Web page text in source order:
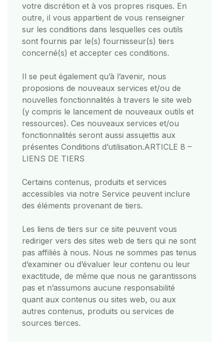
votre discrétion et à vos propres risques. En
outre, il vous appartient de vous renseigner
sur les conditions dans lesquelles ces outils
sont fournis par le(s) fournisseur(s) tiers
concerné(s) et accepter ces conditions.
Il se peut également qu’à l’avenir, nous
proposions de nouveaux services et/ou de
nouvelles fonctionnalités à travers le site web
(y compris le lancement de nouveaux outils et
ressources). Ces nouveaux services et/ou
fonctionnalités seront aussi assujettis aux
présentes Conditions d’utilisation.ARTICLE 8 –
LIENS DE TIERS
Certains contenus, produits et services
accessibles via notre Service peuvent inclure
des éléments provenant de tiers.
Les liens de tiers sur ce site peuvent vous
rediriger vers des sites web de tiers qui ne sont
pas affiliés à nous. Nous ne sommes pas tenus
d’examiner ou d’évaluer leur contenu ou leur
exactitude, de même que nous ne garantissons
pas et n’assumons aucune responsabilité
quant aux contenus ou sites web, ou aux
autres contenus, produits ou services de
sources tierces.